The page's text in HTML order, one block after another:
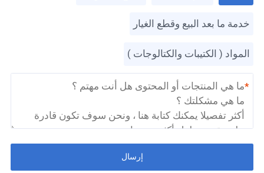
خدمة ما بعد البيع وقطع الغيار
المواد ( الكتيبات والكتالوجات )
*
إرسال